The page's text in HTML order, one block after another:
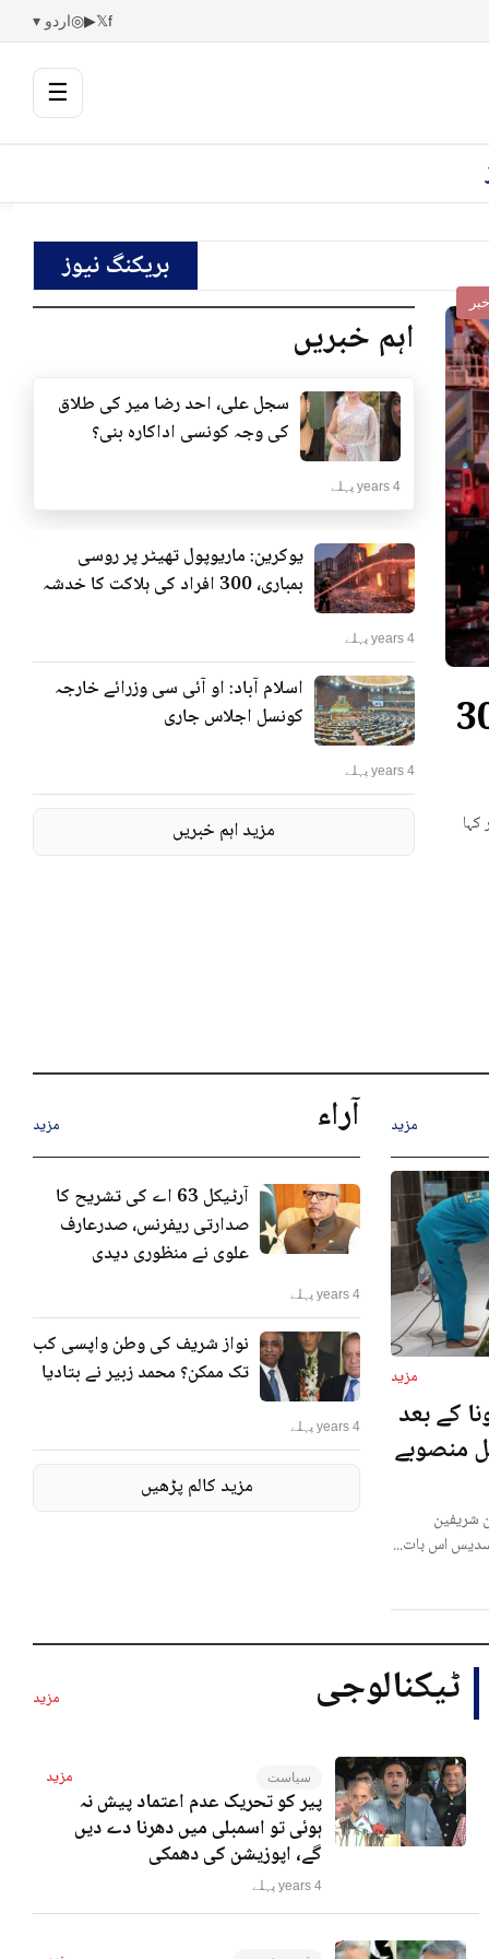
f
𝕏
▶
◎اردو ▾
☰
بریکنگ نیوز
بمباری، 300
اہم خبریں
سجل علی، احد رضا میر کی طلاق
کی وجہ کونسی اداکارہ بنی؟
4 years پہلے
یوکرین: ماریوپول تھیٹر پر روسی
بمباری، 300 افراد کی ہلاکت کا خدشہ
4 years پہلے
اسلام آباد: او آئی سی وزرائے خارجہ
کونسل اجلاس جاری
4 years پہلے
مزید اہم خبریں
مزید
مزید
کے بعد
منصوبے
شریفین
اس بات...
آراء مزید
آرٹیکل 63 اے کی تشریح کا
صدارتی ریفرنس، صدرعارف
علوی نے منظوری دیدی
4 years پہلے
نواز شریف کی وطن واپسی کب
تک ممکن؟ محمد زبیر نے بتادیا
4 years پہلے
مزید کالم پڑھیں
ٹیکنالوجی مزید
سیاست مزید
پیر کو تحریک عدم اعتماد پیش نہ
ہوئی تو اسمبلی میں دھرنا دے دیں
گے، اپوزیشن کی دھمکی
4 years پہلے